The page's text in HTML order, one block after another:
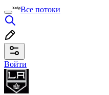
Все потоки
Войти